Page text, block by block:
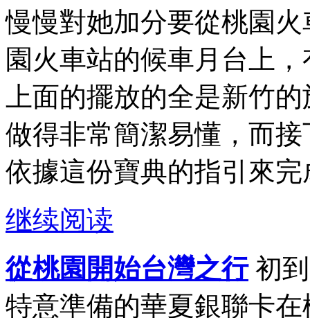
慢慢對她加分要從桃園
園火車站的候車月台上
上面的擺放的全是新竹
做得非常簡潔易懂，而
依據這份寶典的指引來完
继续阅读
從桃園開始台灣之行初到
特意準備的華夏銀聯卡